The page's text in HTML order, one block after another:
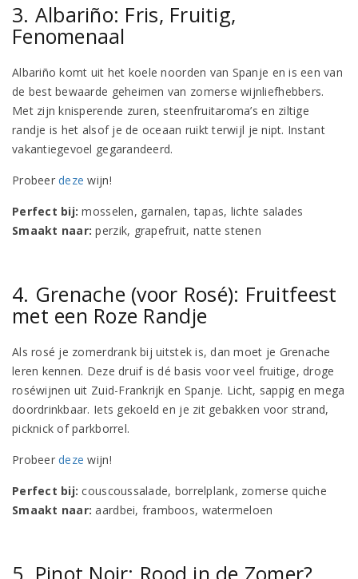
3. Albariño: Fris, Fruitig,
Fenomenaal
Albariño komt uit het koele noorden van Spanje en is een van
de best bewaarde geheimen van zomerse wijnliefhebbers.
Met zijn knisperende zuren, steenfruitaroma’s en ziltige
randje is het alsof je de oceaan ruikt terwijl je nipt. Instant
vakantiegevoel gegarandeerd.
Probeerdeze wijn!
Perfect bij: mosselen, garnalen, tapas, lichte salades
Smaakt naar: perzik, grapefruit, natte stenen
4. Grenache (voor Rosé): Fruitfeest
met een Roze Randje
Als rosé je zomerdrank bij uitstek is, dan moet je Grenache
leren kennen. Deze druif is dé basis voor veel fruitige, droge
roséwijnen uit Zuid-Frankrijk en Spanje. Licht, sappig en mega
doordrinkbaar. Iets gekoeld en je zit gebakken voor strand,
picknick of parkborrel.
Probeerdeze wijn!
Perfect bij: couscoussalade, borrelplank, zomerse quiche
Smaakt naar: aardbei, framboos, watermeloen
5. Pinot Noir: Rood in de Zomer?